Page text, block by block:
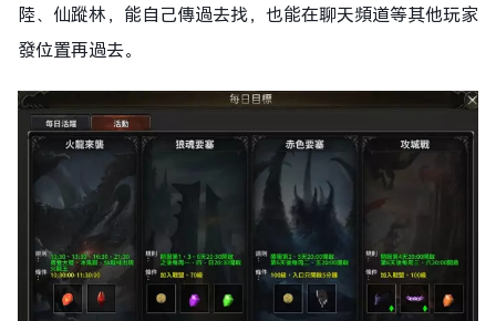
陸、仙蹤林，能自己傳過去找，也能在聊天頻道等其他玩家
發位置再過去。